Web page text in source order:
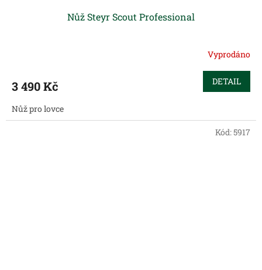
Nůž Steyr Scout Professional
Vyprodáno
3 490 Kč DETAIL
Nůž pro lovce
Kód:5917